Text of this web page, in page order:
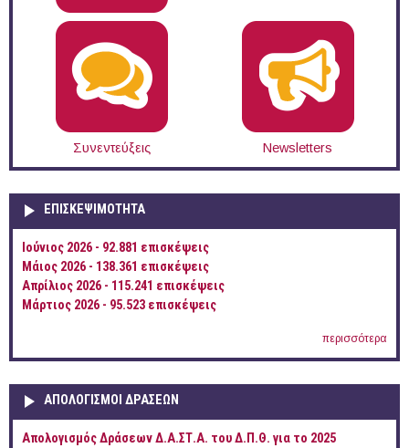
Συνεντεύξεις Newsletters
ΕΠΙΣΚΕΨΙΜΌΤΗΤΑ
Ιούνιος 2026 - 92.881 επισκέψεις
Μάιος 2026 - 138.361 επισκέψεις
Απρίλιος 2026 - 115.241 επισκέψεις
Μάρτιος 2026 - 95.523 επισκέψεις
περισσότερα
ΑΠΟΛΟΓΙΣΜΟΊ ΔΡΆΣΕΩΝ
Απολογισμός Δράσεων Δ.Α.ΣΤ.Α. του Δ.Π.Θ. για το 2025